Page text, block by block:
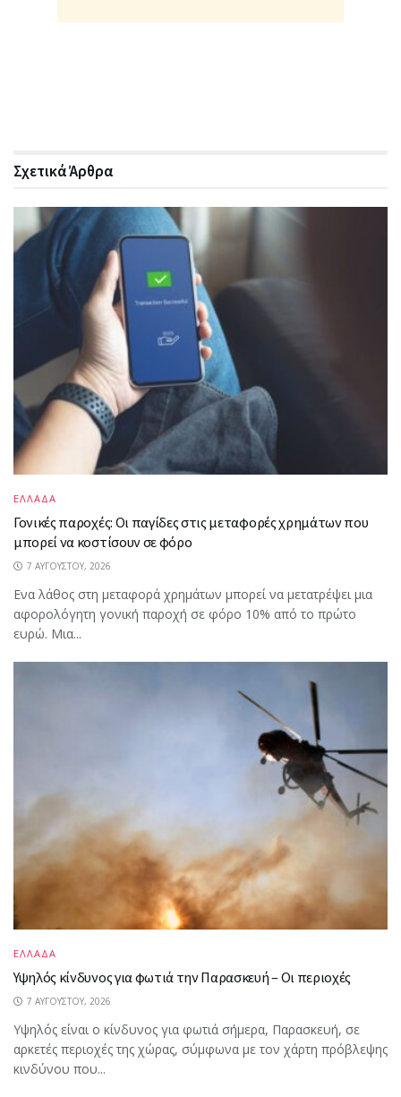
ΣχετικάΆρθρα
ΕΛΛΑΔΑ
Γονικές παροχές: Οι παγίδες στις μεταφορές χρημάτων που
μπορεί να κοστίσουν σε φόρο
7 ΑΥΓΟΎΣΤΟΥ, 2026
Ενα λάθος στη μεταφορά χρημάτων μπορεί να μετατρέψει μια
αφορολόγητη γονική παροχή σε φόρο 10% από το πρώτο
ευρώ. Μια...
ΕΛΛΑΔΑ
Υψηλός κίνδυνος για φωτιά την Παρασκευή – Οι περιοχές
7 ΑΥΓΟΎΣΤΟΥ, 2026
Υψηλός είναι ο κίνδυνος για φωτιά σήμερα, Παρασκευή, σε
αρκετές περιοχές της χώρας, σύμφωνα με τον χάρτη πρόβλεψης
κινδύνου που...